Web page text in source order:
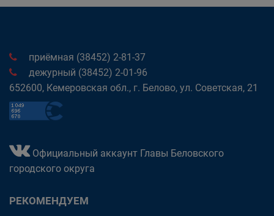
приёмная (38452) 2-81-37
дежурный (38452) 2-01-96
652600, Кемеровская обл., г. Белово, ул. Советская, 21
Официальный аккаунт Главы Беловского
городского округа
РЕКОМЕНДУЕМ